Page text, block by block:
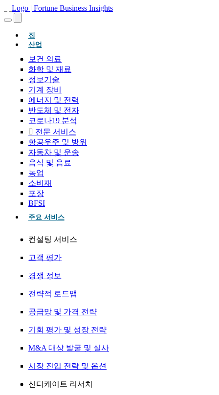
집(현재의)
산업
보건 의료
화학 및 재료
정보기술
기계 장비
에너지 및 전력
반도체 및 전자
코로나19 분석
전문 서비스
항공우주 및 방위
자동차 및 운송
음식 및 음료
농업
소비재
포장
BFSI
주요 서비스
컨설팅 서비스
고객 평가
경쟁 정보
전략적 로드맵
공급망 및 가격 전략
기회 평가 및 성장 전략
M&A 대상 발굴 및 실사
시장 진입 전략 및 옵션
신디케이트 리서치